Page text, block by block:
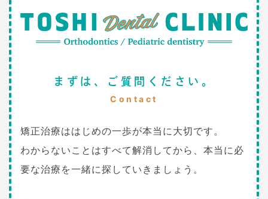
まずは、ご質問ください。
Contact
矯正治療ははじめの一歩が本当に大切です。
わからないことはすべて解消してから、本当に必
要な治療を一緒に探していきましょう。